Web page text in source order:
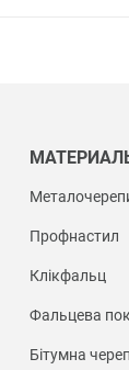
Профнастил
Клікфальц
Фальцева
Бітумна